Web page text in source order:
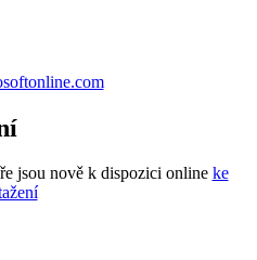
jsou nově k dispozici online ke